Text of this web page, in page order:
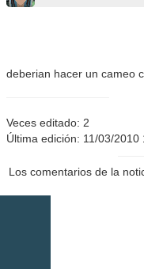
deberian hacer un cameo
Veces editado: 2
Última edición: 11/03/2010
Los comentarios de la